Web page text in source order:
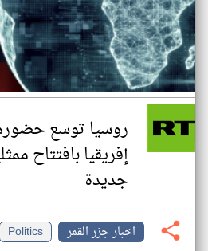
روسيا توسع
جديدة
اخبار جزر القمر
Politics